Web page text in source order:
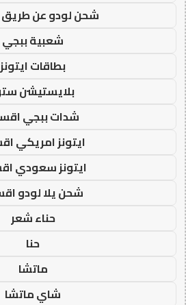
شحن لودو عن طريق
شعبية ببجي
بطاقات ايتونز
بلايستيشن
شدات ببجي
ايتونز امريكي
ايتونز سعودي
شحن يلا لودو
حناء شعر
حنا
ماتشا
شاي ماتشا